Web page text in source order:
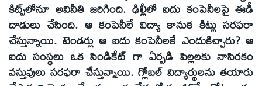
కిట్స్‌లోనూ అవినీతి జరిగింది. ఢిల్లీలో ఐదు కంపెనీలపై ఈడీ
దాడులు చేసింది. ఆ కంపెనీలే విద్యా కానుక కిట్లు సరఫరా
చేస్తున్నాయి. టెండర్లు ఆ ఐదు కంపెనీలకే ఎందుకిచ్చారు? ఆ
ఐదు సంస్థలు ఒక సిండికేట్‌ గా ఏర్పడి పిల్లలకు నాసిరకం
వస్తువులు సరఫరా చేస్తున్నాయి. గ్లోబల్‌ విద్యార్థులను తయారు